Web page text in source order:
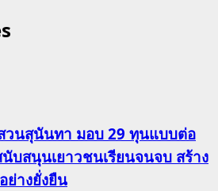
วนสุนันทา มอบ 29 ทุนแบบต่อ
บสนุนเยาวชนเรียนจนจบ สร้าง
ย่างยั่งยืน